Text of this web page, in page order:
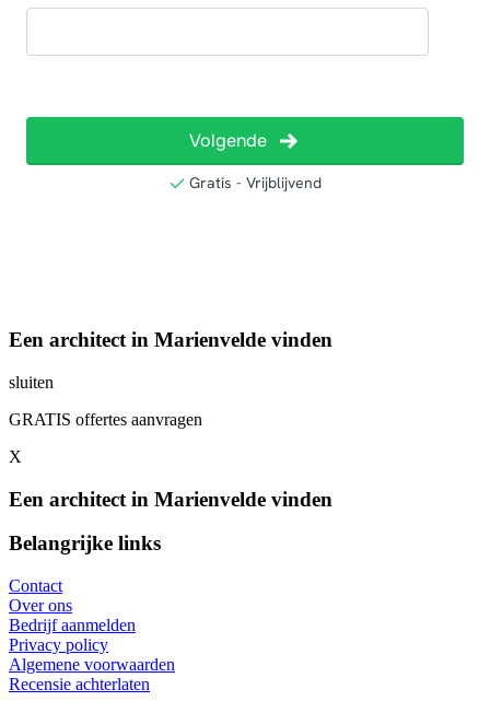
Een architect in Marienvelde vinden
sluiten
GRATIS offertes aanvragen
X
Een architect in Marienvelde vinden
Belangrijke links
Contact
Over ons
Bedrijf aanmelden
Privacy policy
Algemene voorwaarden
Recensie achterlaten